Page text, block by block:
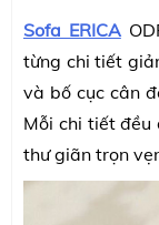
Sofa ERICA
từng chi tiết
và bố cục cân
Mỗi chi tiết
thư giãn trọn